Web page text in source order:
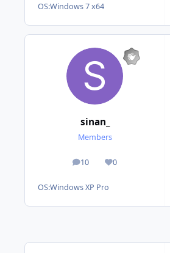
OS:Windows 7 x64
sinan_
Members
10
posts 0
Reputation
OS:Windows XP Pro